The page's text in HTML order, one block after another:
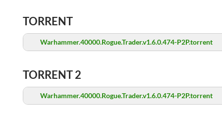
TORRENT
Warhammer.40000.Rogue.Trader.v1.6.0.474-P2P.torrent
TORRENT 2
Warhammer.40000.Rogue.Trader.v1.6.0.474-P2P.torrent